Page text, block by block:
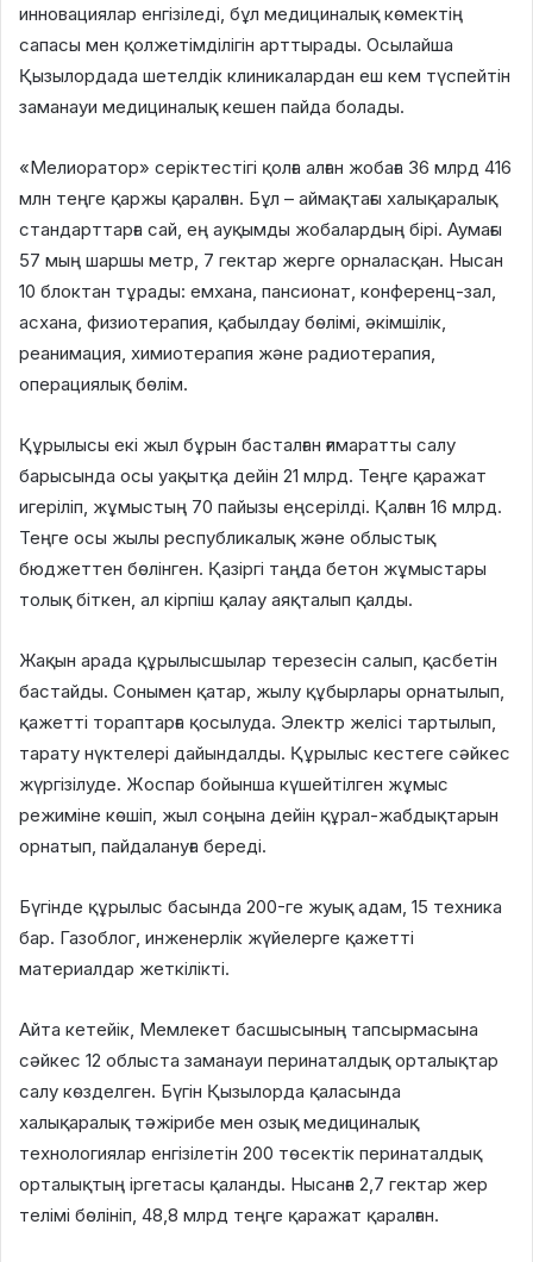
инновациялар енгізіледі, бұл медициналық көмектің
сапасы мен қолжетімділігін арттырады. Осылайша
Қызылордада шетелдік клиникалардан еш кем түспейтін
заманауи медициналық кешен пайда болады.
«Мелиоратор» серіктестігі қолға алған жобаға 36 млрд 416
млн теңге қаржы қаралған. Бұл – аймақтағы халықаралық
стандарттарға сай, ең ауқымды жобалардың бірі. Аумағы
57 мың шаршы метр, 7 гектар жерге орналасқан. Нысан
10 блоктан тұрады: емхана, пансионат, конференц-зал,
асхана, физиотерапия, қабылдау бөлімі, әкімшілік,
реанимация, химиотерапия және радиотерапия,
операциялық бөлім.
Құрылысы екі жыл бұрын басталған ғимаратты салу
барысында осы уақытқа дейін 21 млрд. Теңге қаражат
игеріліп, жұмыстың 70 пайызы еңсерілді. Қалған 16 млрд.
Теңге осы жылы республикалық және облыстық
бюджеттен бөлінген. Қазіргі таңда бетон жұмыстары
толық біткен, ал кірпіш қалау аяқталып қалды.
Жақын арада құрылысшылар терезесін салып, қасбетін
бастайды. Сонымен қатар, жылу құбырлары орнатылып,
қажетті тораптарға қосылуда. Электр желісі тартылып,
тарату нүктелері дайындалды. Құрылыс кестеге сәйкес
жүргізілуде. Жоспар бойынша күшейтілген жұмыс
режиміне көшіп, жыл соңына дейін құрал-жабдықтарын
орнатып, пайдалануға береді.
Бүгінде құрылыс басында 200-ге жуық адам, 15 техника
бар. Газоблог, инженерлік жүйелерге қажетті
материалдар жеткілікті.
Айта кетейік, Мемлекет басшысының тапсырмасына
сәйкес 12 облыста заманауи перинаталдық орталықтар
салу көзделген. Бүгін Қызылорда қаласында
халықаралық тәжірибе мен озық медициналық
технологиялар енгізілетін 200 төсектік перинаталдық
орталықтың іргетасы қаланды. Нысанға 2,7 гектар жер
телімі бөлініп, 48,8 млрд теңге қаражат қаралған.